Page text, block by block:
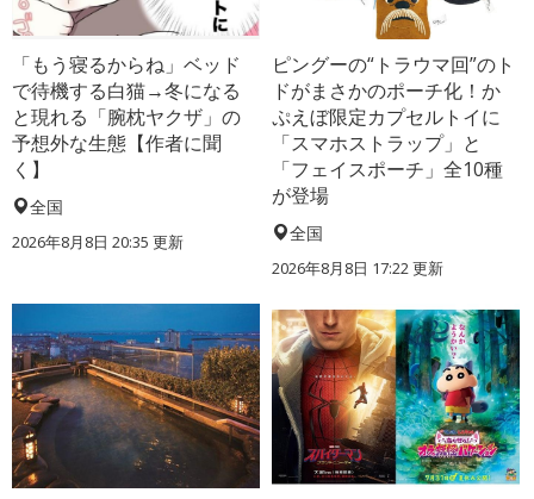
「もう寝るからね」ベッド
で待機する白猫→冬になる
と現れる「腕枕ヤクザ」の
予想外な生態【作者に聞
く】
全国
2026年8月8日 20:35 更新
ピングーの“トラウマ回”のト
ドがまさかのポーチ化！か
ぷえぼ限定カプセルトイに
「スマホストラップ」と
「フェイスポーチ」全10種
が登場
全国
2026年8月8日 17:22更新